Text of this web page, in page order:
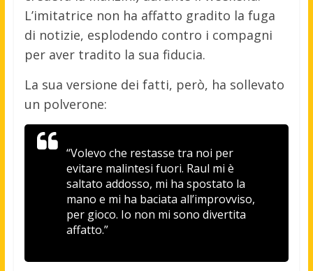
L’imitatrice non ha affatto gradito la fuga
di notizie, esplodendo contro i compagni
per aver tradito la sua fiducia.
La sua versione dei fatti, però, ha sollevato
un polverone:
“Volevo che restasse tra noi per
evitare malintesi fuori. Raul mi è
saltato addosso, mi ha spostato la
mano e mi ha baciata all’improvviso,
per gioco. Io non mi sono divertita
affatto.”